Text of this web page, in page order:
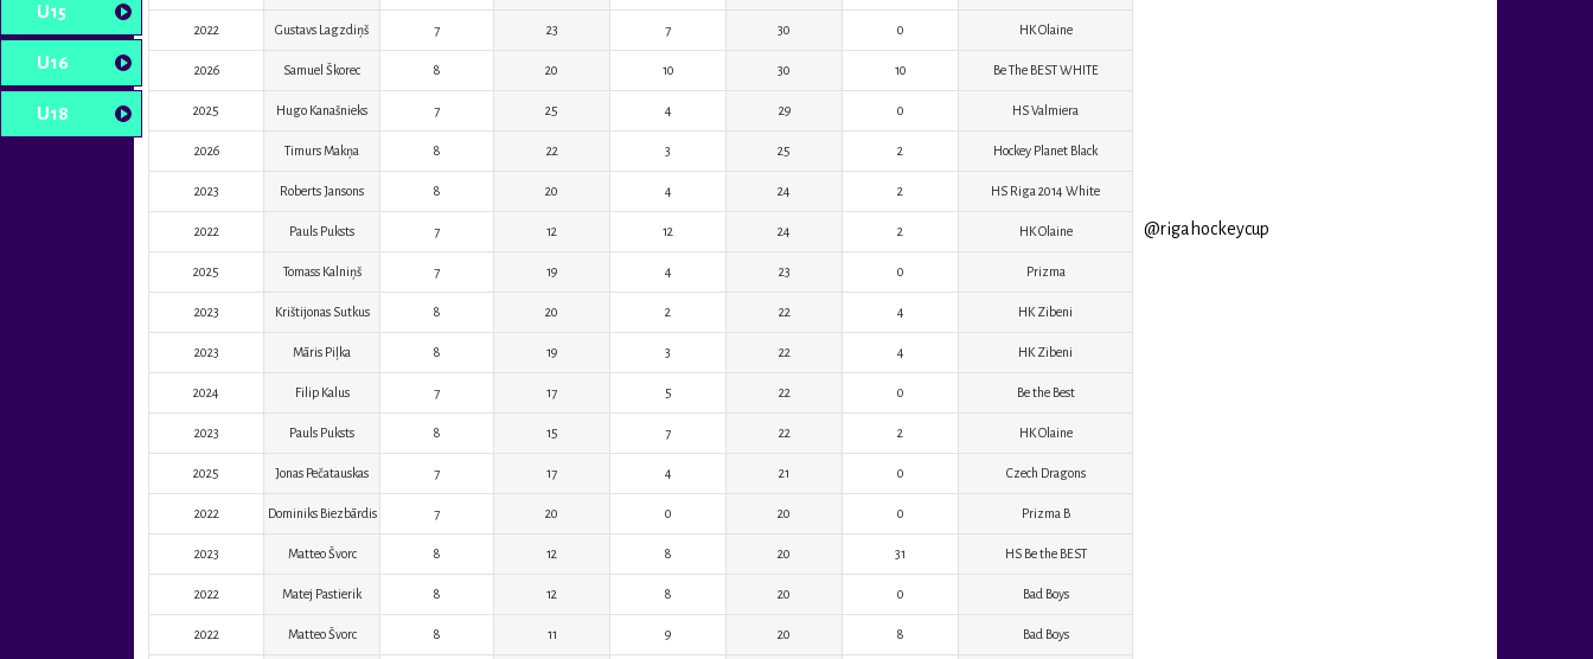
U15
U16
U18
2022 Gustavs Lagzdiņš 7 23 7 30 0 HK Olaine
2026 Samuel Škorec 8 20 10 30 10 Be The BEST WHITE
2025 Hugo Kanašnieks 7 25 4 29 0 HS Valmiera
2026 Timurs Makņa 8 22 3 25 2 Hockey Planet Black
2023 Roberts Jansons 8 20 4 24 2 HS Riga 2014 White
2022 Pauls Puksts 7 12 12 24 2 HK Olaine
2025 Tomass Kalniņš 7 19 4 23 0 Prizma
2023 Krištijonas Sutkus 8 20 2 22 4 HK Zibeni
2023 Māris Piļka 8 19 3 22 4 HK Zibeni
2024 Filip Kalus 7 17 5 22 0 Be the Best
2023 Pauls Puksts 8 15 7 22 2 HK Olaine
2025 Jonas Pečatauskas 7 17 4 21 0 Czech Dragons
2022 Dominiks Biezbārdis 7 20 0 20 0 Prizma B
2023 Matteo Švorc 8 12 8 20 31 HS Be the BEST
2022 Matej Pastierik 8 12 8 20 0 Bad Boys
2022 Matteo Švorc 8 11 9 20 8 Bad Boys
@rigahockeycup